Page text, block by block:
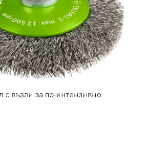
с възли за по-интензивно